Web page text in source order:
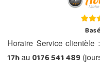
Horaire Service clientèle
17hau 0176 541 489